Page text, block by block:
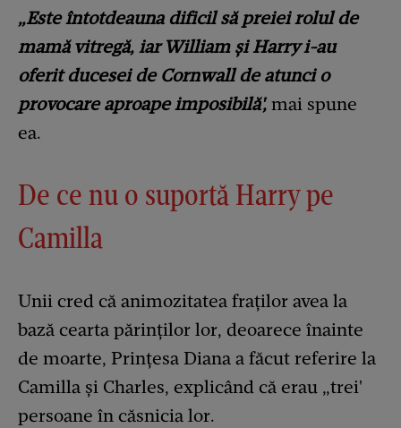
„Este întotdeauna dificil să preiei rolul de
mamă vitregă, iar William și Harry i-au
oferit ducesei de Cornwall de atunci o
provocare aproape imposibilă', mai spune
ea.
De ce nu o suportă Harry pe
Camilla
Unii cred că animozitatea fraților avea la
bază cearta părinților lor, deoarece înainte
de moarte, Prințesa Diana a făcut referire la
Camilla și Charles, explicând că erau „trei'
persoane în căsnicia lor.